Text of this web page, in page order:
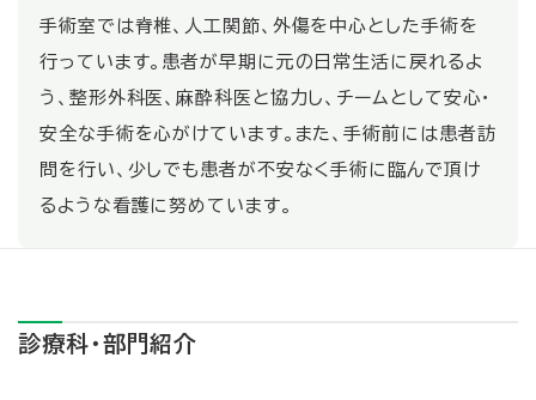
手術室では脊椎、人工関節、外傷を中心とした手術を
行っています。患者が早期に元の日常生活に戻れるよ
う、整形外科医、麻酔科医と協力し、チームとして安心・
安全な手術を心がけています。また、手術前には患者訪
問を行い、少しでも患者が不安なく手術に臨んで頂け
るような看護に努めています。
診療科・部門紹介